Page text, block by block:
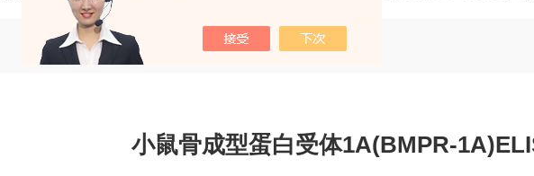
小鼠骨成型蛋白受体1A(BMPR-